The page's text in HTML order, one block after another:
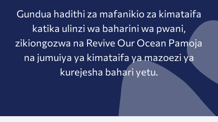
Gundua hadithi za mafanikio za kimataifa
katika ulinzi wa baharini wa pwani,
zikiongozwa na Revive Our Ocean Pamoja
na jumuiya ya kimataifa ya mazoezi ya
kurejesha bahari yetu.